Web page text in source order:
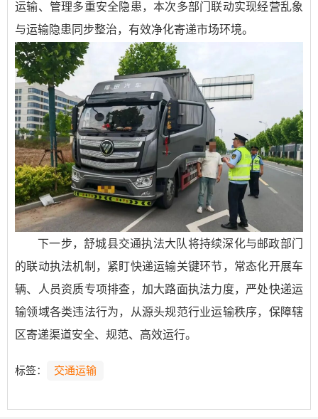
运输、管理多重安全隐患，本次多部门联动实现经营乱象
与运输隐患同步整治，有效净化寄递市场环境。
下一步，舒城县交通执法大队将持续深化与邮政部门
的联动执法机制，紧盯快递运输关键环节，常态化开展车
辆、人员资质专项排查，加大路面执法力度，严处快递运
输领域各类违法行为，从源头规范行业运输秩序，保障辖
区寄递渠道安全、规范、高效运行。
标签： 交通运输